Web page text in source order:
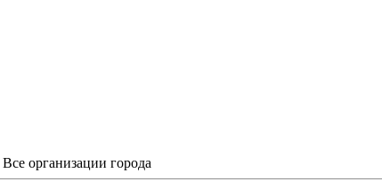
Все организации города